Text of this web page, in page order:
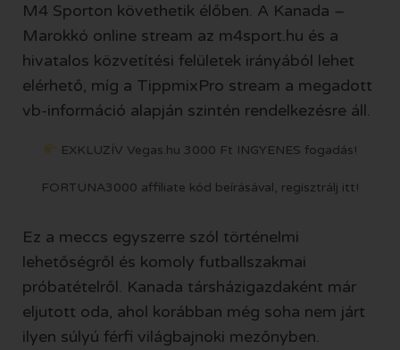
M4 Sporton követhetik élőben. A Kanada –
Marokkó online stream az m4sport.hu és a
hivatalos közvetítési felületek irányából lehet
elérhető, míg a TippmixPro stream a megadott
vb-információ alapján szintén rendelkezésre áll.
EXKLUZÍV Vegas.hu 3000 Ft INGYENES fogadás!
FORTUNA3000 affiliate kód beírásával, regisztrálj itt!
Ez a meccs egyszerre szól történelmi
lehetőségről és komoly futballszakmai
próbatételről. Kanada társházigazdaként már
eljutott oda, ahol korábban még soha nem járt
ilyen súlyú férfi világbajnoki mezőnyben.